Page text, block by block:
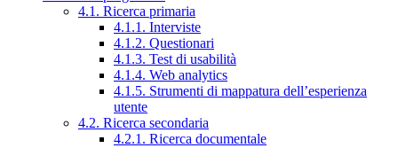
4.1. Ricerca primaria
4.1.1. Interviste
4.1.2. Questionari
4.1.3. Test di usabilità
4.1.4. Web analytics
4.1.5. Strumenti di mappatura dell’esperienza
utente
4.2. Ricerca secondaria
4.2.1. Ricerca documentale